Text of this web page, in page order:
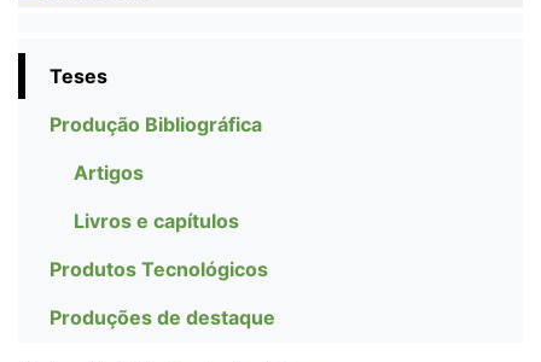
Teses
Produção Bibliográfica
Artigos
Livros e capítulos
Produtos Tecnológicos
Produções de destaque